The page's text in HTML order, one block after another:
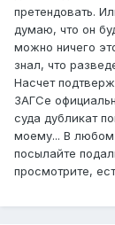
претендовать.
думаю, что он
можно ничего
знал, что
Насчет
ЗАГСе
суда дубликат
моему... В любом
посылайте
просмотрите,